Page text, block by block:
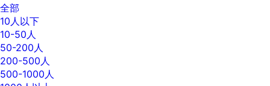
全部
10人以下
10-50人
50-200人
200-500人
500-1000人